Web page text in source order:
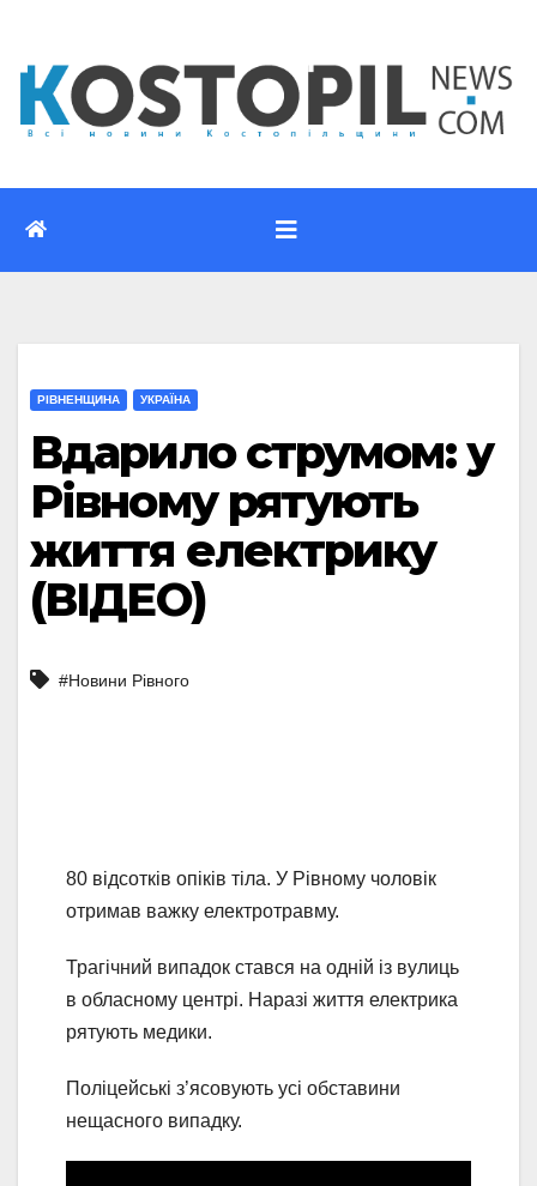
вмісту
РІВНЕНЩИНА УКРАЇНА
Вдарило струмом: у
Рівному рятують
життя електрику
(ВІДЕО)
#Новини Рівного
80 відсотків опіків тіла. У Рівному чоловік
отримав важку електротравму.
Трагічний випадок стався на одній із вулиць
в обласному центрі. Наразі життя електрика
рятують медики.
Поліцейські з’ясовують усі обставини
нещасного випадку.